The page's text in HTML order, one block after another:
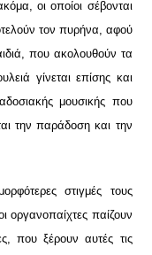
οι οποίοι σέβονται
τον πυρήνα, αφού
που ακολουθούν τα
γίνεται επίσης και
μουσικής που
την παράδοση και την
στιγμές τους
οργανοπαίχτες παίζουν
που ξέρουν αυτές τις